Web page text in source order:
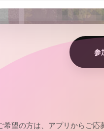
参
望の方は、アプリからご応